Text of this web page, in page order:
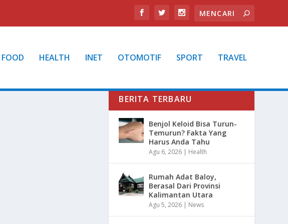
FOOD HEALTH INET OTOMOTIF SPORT TRAVEL
BERITA TERBARU
Benjol Keloid Bisa Turun-
Temurun? Fakta Yang
Harus Anda Tahu
Agu 6, 2026 | Health
Rumah Adat Baloy,
Berasal Dari Provinsi
Kalimantan Utara
Agu 5, 2026 | News